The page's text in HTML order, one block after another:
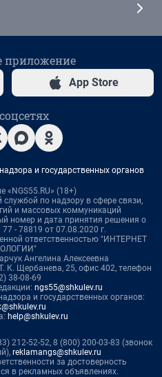
приложение
App Store
и государственных органов
«NGS55.RU» (18+)
по надзору в сфере связи,
и массовых коммуникаций
номер и дата принятия решения о
- 78819 от 07.08.2020 г.
ответственностью "ИНТЕРНЕТ
Ангелина Алексеевна
К. Щербанева, 25, офис 402, телефон
38-08-69
ngs55@shkulev.ru
и государственных органов:
help@shkulev.ru
212-52-52, 8 (800) 200-03-83 (звонок
reklamangs@shkulev.ru
за достоверность
в рекламных объявлениях.